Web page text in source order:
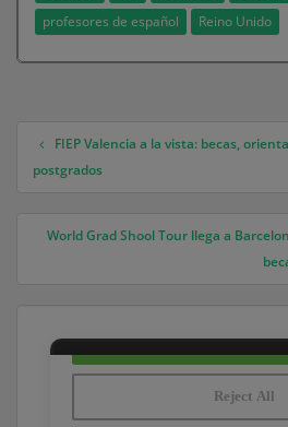
profesores de español
Reino Unido
Navegación de
FIEP Valencia a la vista: becas,
postgrados
World Grad Shool Tour llega a